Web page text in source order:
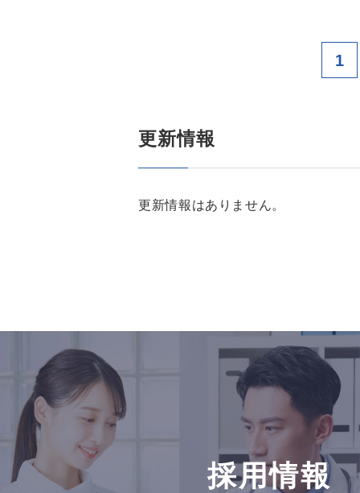
1
更新情報
更新情報はありません。
採用情報